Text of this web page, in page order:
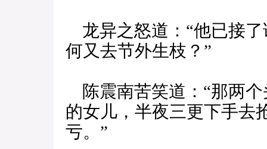
龙异之怒道：“他已接
何又去节外生枝？”
陈震南苦笑道：“那两
的女儿，半夜三更下手去
亏。”